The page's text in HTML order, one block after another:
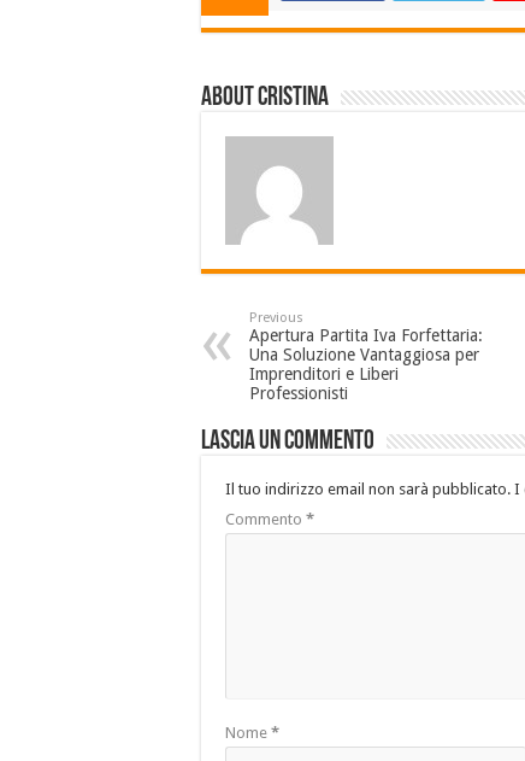
About Cristina
Previous
Apertura Partita Iva Forfettaria:
Una Soluzione Vantaggiosa per
Imprenditori e Liberi
Professionisti
Lascia un commento
Il tuo indirizzo email non sarà pubblicato. I
Commento *
Nome *